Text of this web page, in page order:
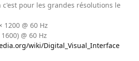
c'est pour les grandes résolutions le
1200 @ 60 Hz
@ 60 Hz
wiki/Digital_Visual_Interface